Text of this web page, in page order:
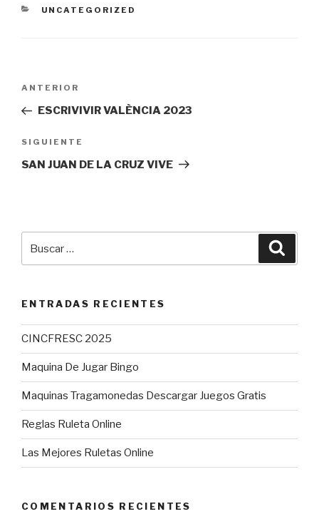
CATEGORÍAS
UNCATEGORIZED
Navegación
entradas
Entrada
anterior:
ANTERIOR
ESCRIVIVIR VALÈNCIA 2023
Siguiente
entrada
SIGUIENTE
SAN JUAN DE LA CRUZ VIVE
ENTRADAS RECIENTES
CINCFRESC 2025
Maquina De Jugar Bingo
Maquinas Tragamonedas Descargar Juegos Gratis
Reglas Ruleta Online
Las Mejores Ruletas Online
COMENTARIOS RECIENTES